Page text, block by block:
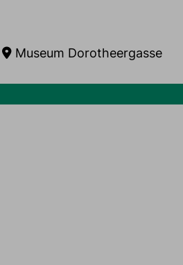
Museum Dorotheergasse